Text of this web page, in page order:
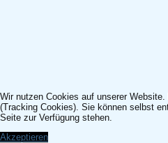
Wir nutzen Cookies auf unserer
(Tracking Cookies). Sie können selbst
Seite zur Verfügung stehen.
Akzeptieren